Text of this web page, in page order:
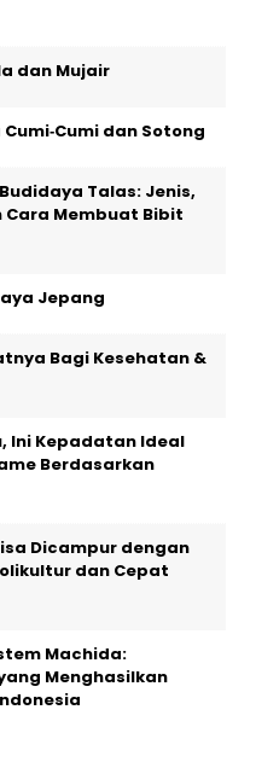
dan Mujair
dan Sotong
Talas: Jenis,
Cara Membuat Bibit
Jepang
Bagi Kesehatan &
Ini Kepadatan Ideal
Berdasarkan
Dicampur dengan
dan Cepat
Machida:
Menghasilkan